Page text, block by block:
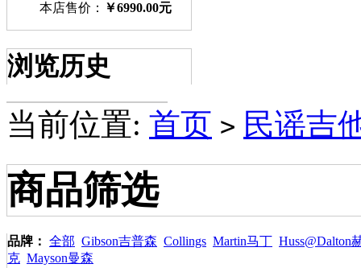
本店售价： ￥6990.00元
浏览历史
当前位置: 首页 > 民谣吉
商品筛选
品牌： 全部 Gibson吉普森 Collings Martin马丁 Huss@Dalton
克 Mayson曼森